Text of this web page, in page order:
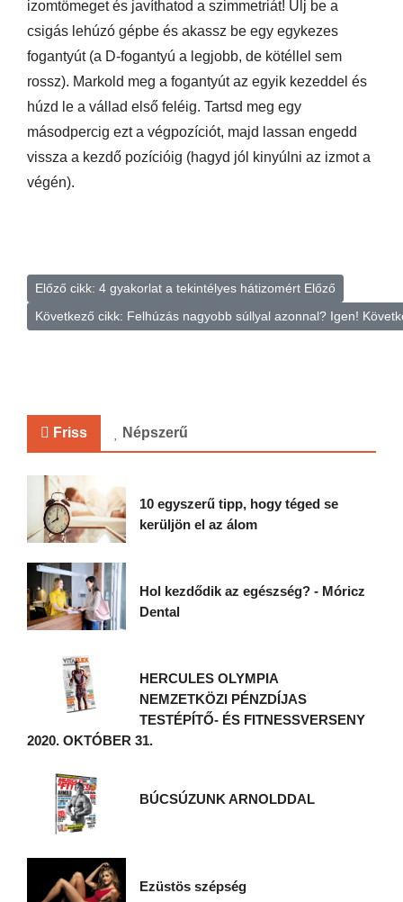
izomtömeget és javíthatod a szimmetriát! Ülj be a
csigás lehúzó gépbe és akassz be egy egykezes
fogantyút (a D-fogantyú a legjobb, de kötéllel sem
rossz). Markold meg a fogantyút az egyik kezeddel és
húzd le a vállad első feléig. Tartsd meg egy
másodpercig ezt a végpozíciót, majd lassan engedd
vissza a kezdő pozícióig (hagyd jól kinyúlni az izmot a
végén).
Előző cikk: 4 gyakorlat a tekintélyes hátizomért Előző
Következő cikk: Felhúzás nagyobb súllyal azonnal? Igen!
Friss Népszerű
10 egyszerű tipp, hogy téged se
kerüljön el az álom
Hol kezdődik az egészség? - Móricz
Dental
HERCULES OLYMPIA
NEMZETKÖZI PÉNZDÍJAS
TESTÉPÍTŐ- ÉS FITNESSVERSENY
2020. OKTÓBER 31.
BÚCSÚZUNK ARNOLDDAL
Ezüstös szépség